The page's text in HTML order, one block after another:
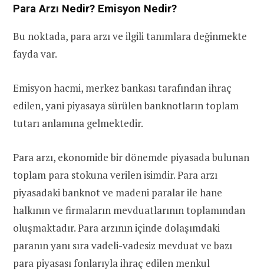
Para Arzı Nedir? Emisyon Nedir?
Bu noktada, para arzı ve ilgili tanımlara değinmekte
fayda var.
Emisyon hacmi, merkez bankası tarafından ihraç
edilen, yani piyasaya sürülen banknotların toplam
tutarı anlamına gelmektedir.
Para arzı, ekonomide bir dönemde piyasada bulunan
toplam para stokuna verilen isimdir. Para arzı
piyasadaki banknot ve madeni paralar ile hane
halkının ve firmaların mevduatlarının toplamından
oluşmaktadır. Para arzının içinde dolaşımdaki
paranın yanı sıra vadeli-vadesiz mevduat ve bazı
para piyasası fonlarıyla ihraç edilen menkul